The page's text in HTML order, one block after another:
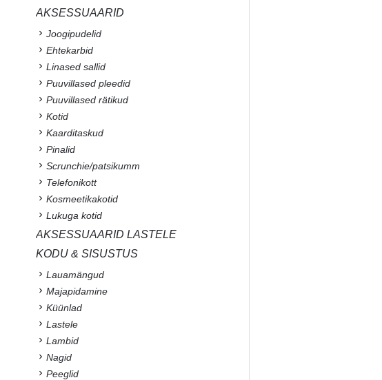
AKSESSUAARID
Joogipudelid
Ehtekarbid
Linased sallid
Puuvillased pleedid
Puuvillased rätikud
Kotid
Kaarditaskud
Pinalid
Scrunchie/patsikumm
Telefonikott
Kosmeetikakotid
Lukuga kotid
AKSESSUAARID LASTELE
KODU & SISUSTUS
Lauamängud
Majapidamine
Küünlad
Lastele
Lambid
Nagid
Peeglid